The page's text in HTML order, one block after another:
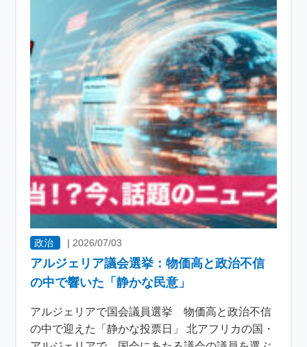
政治 | 2026/07/03
アルジェリア議会選挙：物価高と政治不信
の中で響いた「静かな民意」
アルジェリアで国会議員選挙 物価高と政治不信
の中で迎えた「静かな投票日」 北アフリカの国・